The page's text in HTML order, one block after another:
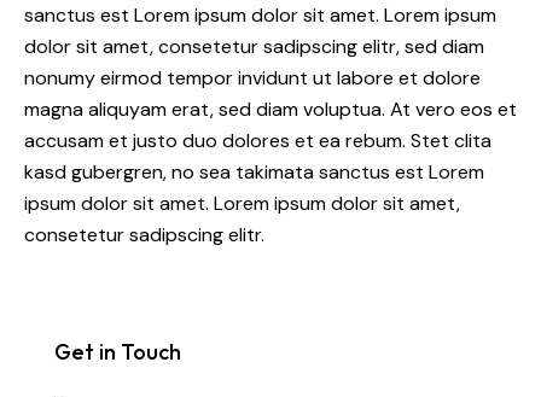
sanctus est Lorem ipsum dolor sit amet. Lorem ipsum
dolor sit amet, consetetur sadipscing elitr, sed diam
nonumy eirmod tempor invidunt ut labore et dolore
magna aliquyam erat, sed diam voluptua. At vero eos et
accusam et justo duo dolores et ea rebum. Stet clita
kasd gubergren, no sea takimata sanctus est Lorem
ipsum dolor sit amet. Lorem ipsum dolor sit amet,
consetetur sadipscing elitr.
Get in Touch